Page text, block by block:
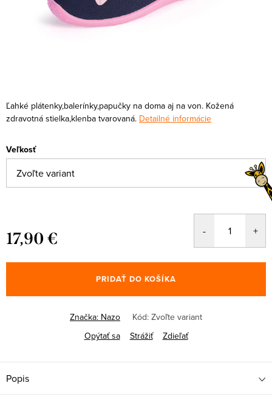
Ľahké plátenky,balerínky,papučky na doma aj na von. Kožená
zdravotná stielka,klenba tvarovaná. Detailné informácie
Veľkosť
17,90 €
cena:
PRIDAŤ DO KOŠÍKA
Značka: Nazo Kód: Zvoľte variant
Opýtať sa
Strážiť Zdieľať
Popis